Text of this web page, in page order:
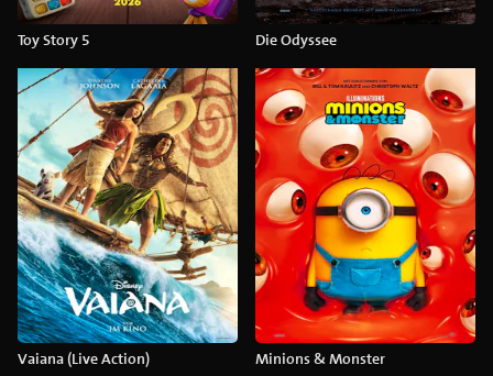
Toy Story 5 Die Odyssee
Vaiana (Live Action) Minions & Monster